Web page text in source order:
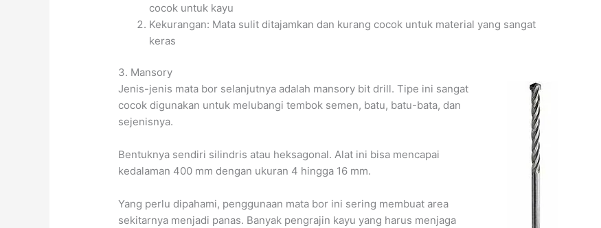
cocok untuk kayu
Kekurangan: Mata sulit ditajamkan dan kurang cocok untuk material yang sangat
keras
3. Mansory
Jenis-jenis mata bor selanjutnya adalah mansory bit drill. Tipe ini sangat
cocok digunakan untuk melubangi tembok semen, batu, batu-bata, dan
sejenisnya.
Bentuknya sendiri silindris atau heksagonal. Alat ini bisa mencapai
kedalaman 400 mm dengan ukuran 4 hingga 16 mm.
Yang perlu dipahami, penggunaan mata bor ini sering membuat area
sekitarnya menjadi panas. Banyak pengrajin kayu yang harus menjaga